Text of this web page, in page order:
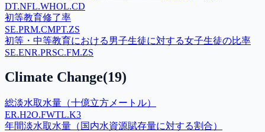
DT.NFL.WHOL.CD
初等教育修了率
SE.PRM.CMPT.ZS
初等・中等教育における男子生徒に対する女子生徒の比率
SE.ENR.PRSC.FM.ZS
Climate Change(19)
総淡水取水量（十億立方メートル）
ER.H2O.FWTL.K3
年間淡水取水量（国内水資源賦存量に対する割合）